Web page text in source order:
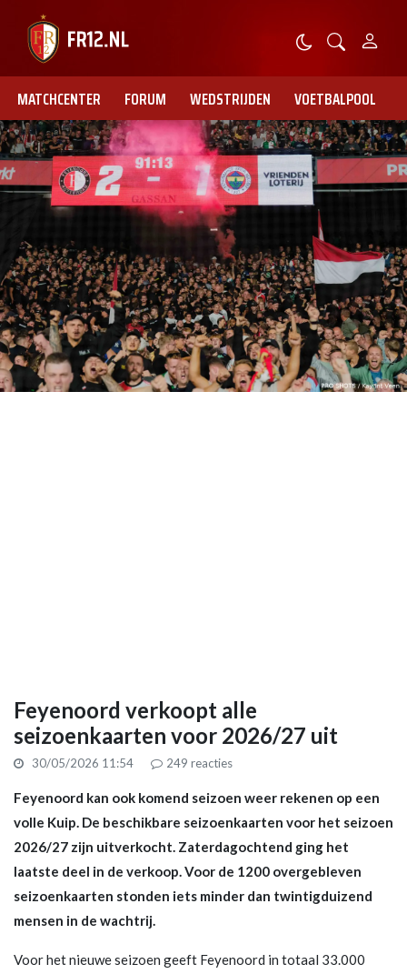
MATCHCENTER FORUM WEDSTRIJDEN VOETBALPOOL
Feyenoord verkoopt alle
seizoenkaarten voor 2026/27 uit
30/05/2026 11:54 249 reacties
Feyenoord kan ook komend seizoen weer rekenen op een
volle Kuip. De beschikbare seizoenkaarten voor het seizoen
2026/27 zijn uitverkocht. Zaterdagochtend ging het
laatste deel in de verkoop. Voor de 1200 overgebleven
seizoenkaarten stonden iets minder dan twintigduizend
mensen in de wachtrij.
Voor het nieuwe seizoen geeft Feyenoord in totaal 33.000